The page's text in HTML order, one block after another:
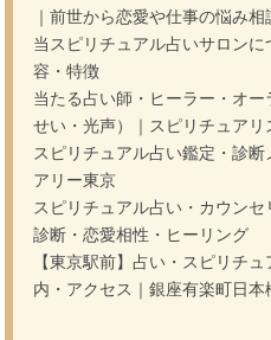
｜前世から恋愛や仕事の悩み相
当スピリチュアル占いサロン
容・特徴
当たる占い師・ヒーラー・オ
せい・光声）｜スピリチュアリ
スピリチュアル占い鑑定・診
アリー東京
スピリチュアル占い・カウン
診断・恋愛相性・ヒーリング
【東京駅前】占い・スピリチ
内・アクセス｜銀座有楽町日